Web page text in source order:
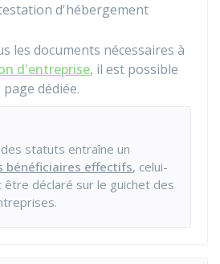
d'hébergement
les documents nécessaires à
d'entreprise, il est possible
dédiée.
statuts entraîne un
bénéficiaires effectifs, celui-
être déclaré sur le guichet des